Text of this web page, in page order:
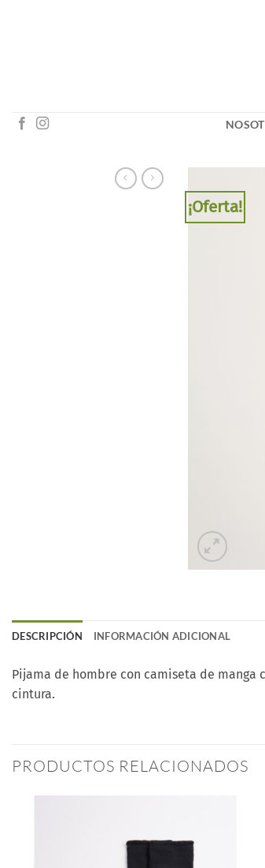
¡Oferta!
DESCRIPCIÓN INFORMACIÓN ADICIONAL
Pijama de hombre con camiseta de
cintura.
PRODUCTOS RELACIONADOS